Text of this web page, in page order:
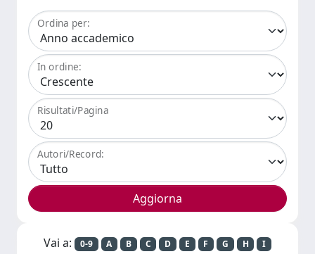
Ordina per:
In ordine:
Risultati/Pagina
Autori/Record:
Vai a: 0-9 A B C D E F G H
I